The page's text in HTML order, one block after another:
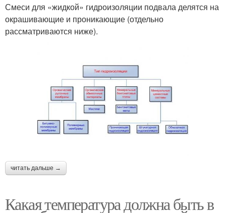
Смеси для «жидкой» гидроизоляции подвала делятся на
окрашивающие и проникающие (отдельно
рассматриваются ниже).
читать дальше →
Какая температура должна быть в